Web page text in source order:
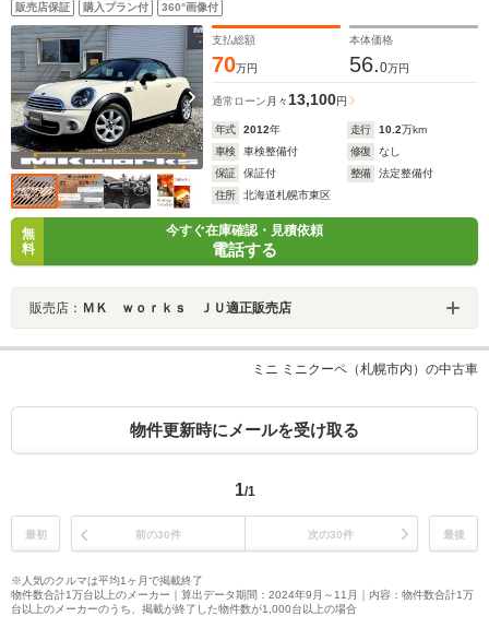
販売店保証 購入プラン付 360°画像付
支払総額
70万円
本体価格
56.0万円
通常ローン 月々13,100円
年式 2012年 走行 10.2万km
車検
車検整備付 修復
なし
保証
保証付 整備
法定整備付
住所
北海道札幌市東区
無
料
今すぐ在庫確認・見積依頼
電話する
販売店： ＭＫ ｗｏｒｋｓ ＪＵ適正販売店
ミニ ミニクーペ（札幌市内）の中古車
物件更新時にメールを受け取る
1/1
最初 前の30件 次の30件 最後
※人気のクルマは平均1ヶ月で掲載終了
物件数合計1万台以上のメーカー｜算出データ期間：2024年9月～11月｜内容：物件数合計1万
台以上のメーカーのうち、掲載が終了した物件数が1,000台以上の場合